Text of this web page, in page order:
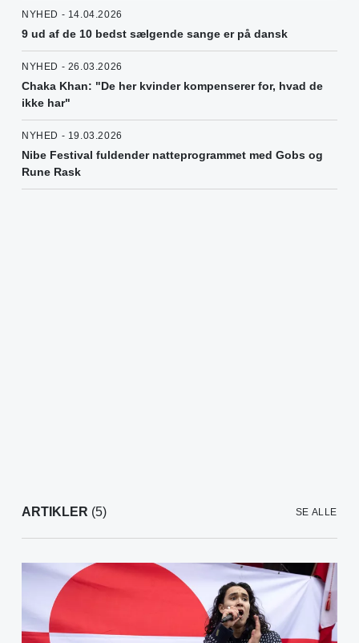
NYHED - 14.04.2026
9 ud af de 10 bedst sælgende sange er på dansk
NYHED - 26.03.2026
Chaka Khan: "De her kvinder kompenserer for, hvad de
ikke har"
NYHED - 19.03.2026
Nibe Festival fuldender natteprogrammet med Gobs og
Rune Rask
ARTIKLER (5) SE ALLE